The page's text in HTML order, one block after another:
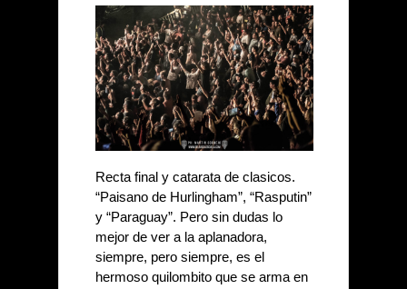
Recta final y catarata de clasicos.
“Paisano de Hurlingham”, “Rasputin”
y “Paraguay”. Pero sin dudas lo
mejor de ver a la aplanadora,
siempre, pero siempre, es el
hermoso quilombito que se arma en